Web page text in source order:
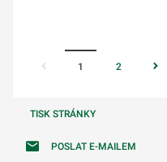
1 2
TISK STRÁNKY
POSLAT E-MAILEM